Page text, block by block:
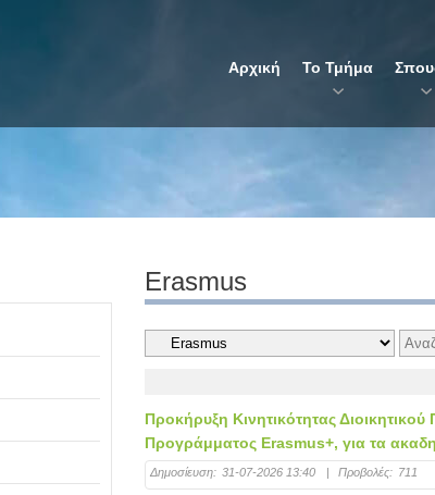
Αρχική Το Τμήμα
Erasmus
Προκήρυξη Κινητικότητας
Προγράμματος Erasmus+, για τα
Δημοσίευση: 31-07-2026 13:40 | Προβολές: 711